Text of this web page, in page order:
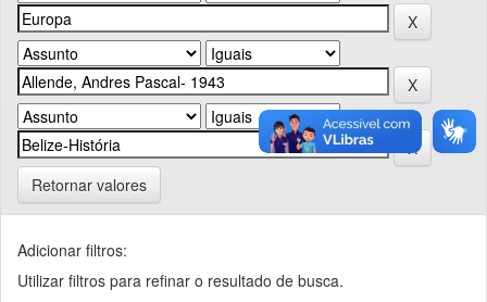
Retornar valores
Adicionar filtros:
Utilizar filtros para refinar o resultado de busca.